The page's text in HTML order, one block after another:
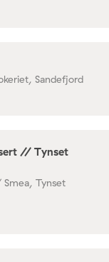
Sandefjord
// Tynset
Smea, Tynset